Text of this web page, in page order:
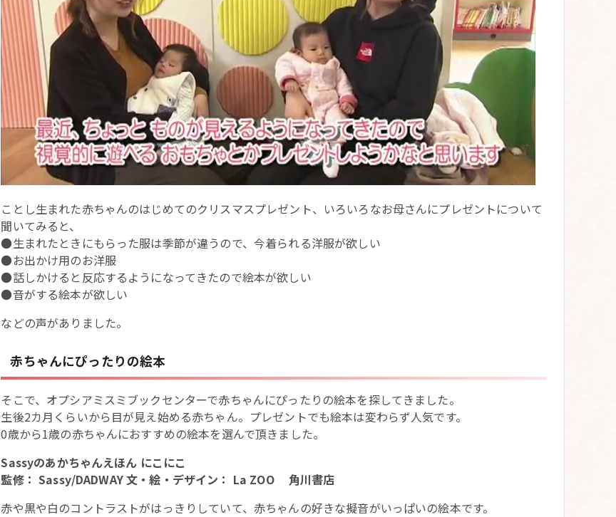
ことし生まれた赤ちゃんのはじめてのクリスマスプレゼント、いろいろなお母さんにプレゼントについて
聞いてみると、
●生まれたときにもらった服は季節が違うので、今着られる洋服が欲しい
●お出かけ用のお洋服
●話しかけると反応するようになってきたので絵本が欲しい
●音がする絵本が欲しい
などの声がありました。
赤ちゃんにぴったりの絵本
そこで、オプシアミスミブックセンターで赤ちゃんにぴったりの絵本を探してきました。
生後2カ月くらいから目が見え始める赤ちゃん。プレゼントでも絵本は変わらず人気です。
0歳から1歳の赤ちゃんにおすすめの絵本を選んで頂きました。
Sassyのあかちゃんえほん にこにこ
監修： Sassy/DADWAY 文・絵・デザイン： La ZOO 角川書店
赤や黒や白のコントラストがはっきりしていて、赤ちゃんの好きな擬音がいっぱいの絵本です。